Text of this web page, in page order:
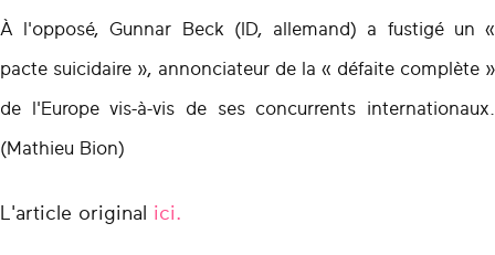
À l'opposé, Gunnar Beck (ID, allemand) a fustigé un «
pacte suicidaire », annonciateur de la « défaite complète »
de l'Europe vis-à-vis de ses concurrents internationaux.
(Mathieu Bion)
L'article original ici.